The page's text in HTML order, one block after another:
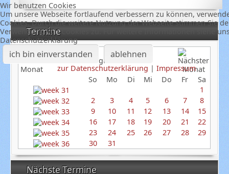
Termine
August 2026
So
Mo Di Mi Do Fr
Sa
1
2
3 4 5 6 7
8
9
10 11 12 13 14
15
16
17 18 19 20 21
22
23
24 25 26 27 28
29
30
31
Nächste Termine
Wir benutzen Cookies
Um unsere Webseite fortlaufend verbessern zu können,
Cookies. Durch die weitere Nutzung der Webseite stimmen Sie
Verwendung von Cookies zu. Für weitere Informationen siehe
Datenschutzerklärung
ich bin einverstanden ablehnen
zur Datenschutzerklärung | Impressum